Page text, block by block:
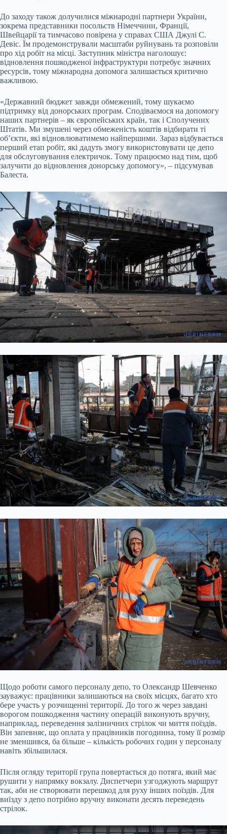
До заходу також долучилися міжнародні партнери України,
зокрема представники посольств Німеччини, Франції,
Швейцарії та тимчасово повірена у справах США Джулі С.
Девіс. Їм продемонстрували масштаби руйнувань та розповіли
про хід робіт на місці. Заступник міністра наголошує:
відновлення пошкодженої інфраструктури потребує значних
ресурсів, тому міжнародна допомога залишається критично
важливою.
«Державний бюджет завжди обмежений, тому шукаємо
підтримку від донорських програм. Сподіваємося на допомогу
наших партнерів – як європейських країн, так і Сполучених
Штатів. Ми змушені через обмеженість коштів відбирати ті
об’єкти, які відновлюватимемо найпершими. Зараз відбувається
перший етап робіт, які дадуть змогу використовувати це депо
для обслуговування електричок. Тому працюємо над тим, щоб
залучити до відновлення донорську допомогу», – підсумував
Балеста.
Щодо роботи самого персоналу депо, то Олександр Шевченко
зауважує: працівники залишаються на своїх місцях, багато хто
бере участь у розчищенні території. До того ж через завдані
ворогом пошкодження частину операцій виконують вручну,
наприклад, переведення залізничних стрілок чи миття поїздів.
Він запевняє, що оплата у працівників погодинна, тому її розмір
не зменшився, ба більше – кількість робочих годин у персоналу
навіть збільшилася.
Після огляду території група повертається до потяга, який має
рушити у напрямку вокзалу. Диспетчери узгоджують маршрут
так, аби не створювати перешкод для руху інших поїздів. Для
виїзду з депо потрібно вручну виконати десять переведень
стрілок.